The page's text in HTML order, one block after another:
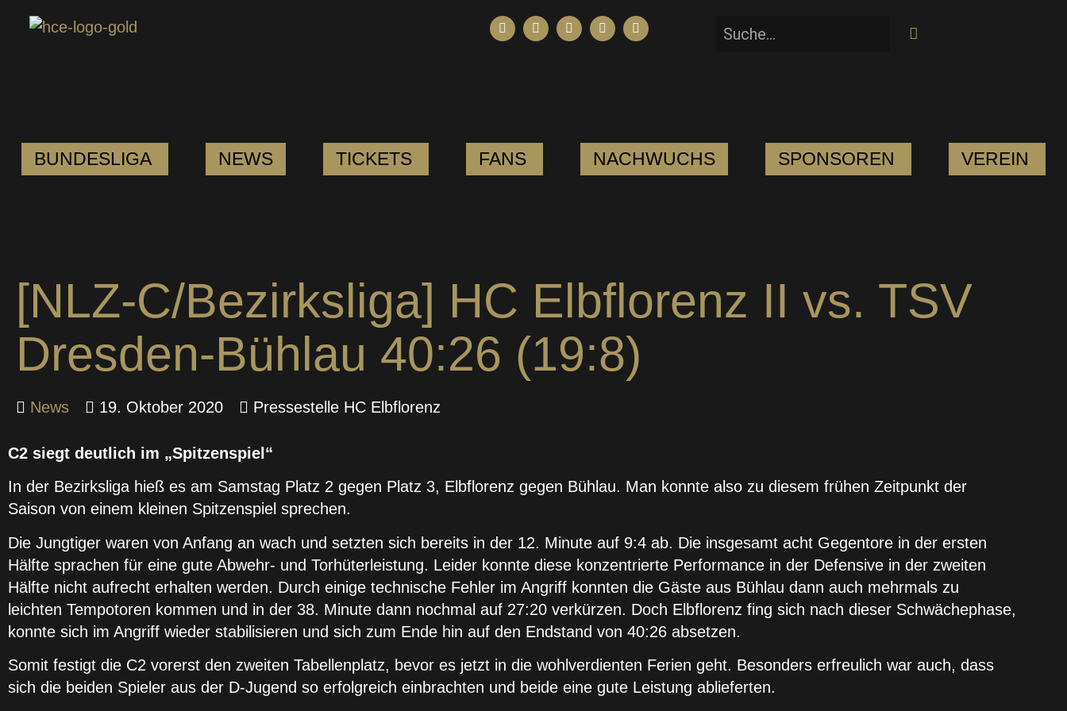
BUNDESLIGA NEWS TICKETS FANS NACHWUCHS SPONSOREN VEREIN
[NLZ-C/Bezirksliga] HC Elbflorenz II vs. TSV
Dresden-Bühlau 40:26 (19:8)
News 19. Oktober 2020 Pressestelle HC Elbflorenz
C2 siegt deutlich im „Spitzenspiel“
In der Bezirksliga hieß es am Samstag Platz 2 gegen Platz 3, Elbflorenz gegen Bühlau. Man konnte also zu diesem frühen Zeitpunkt der
Saison von einem kleinen Spitzenspiel sprechen.
Die Jungtiger waren von Anfang an wach und setzten sich bereits in der 12. Minute auf 9:4 ab. Die insgesamt acht Gegentore in der ersten
Hälfte sprachen für eine gute Abwehr- und Torhüterleistung. Leider konnte diese konzentrierte Performance in der Defensive in der zweiten
Hälfte nicht aufrecht erhalten werden. Durch einige technische Fehler im Angriff konnten die Gäste aus Bühlau dann auch mehrmals zu
leichten Tempotoren kommen und in der 38. Minute dann nochmal auf 27:20 verkürzen. Doch Elbflorenz fing sich nach dieser Schwächephase,
konnte sich im Angriff wieder stabilisieren und sich zum Ende hin auf den Endstand von 40:26 absetzen.
Somit festigt die C2 vorerst den zweiten Tabellenplatz, bevor es jetzt in die wohlverdienten Ferien geht. Besonders erfreulich war auch, dass
sich die beiden Spieler aus der D-Jugend so erfolgreich einbrachten und beide eine gute Leistung ablieferten.